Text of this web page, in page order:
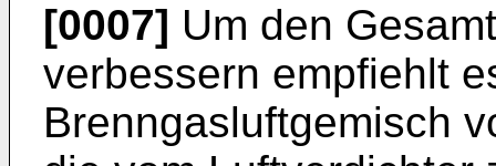
[0007] Um den
verbessern empfiehlt
Brenngasluftgemisch